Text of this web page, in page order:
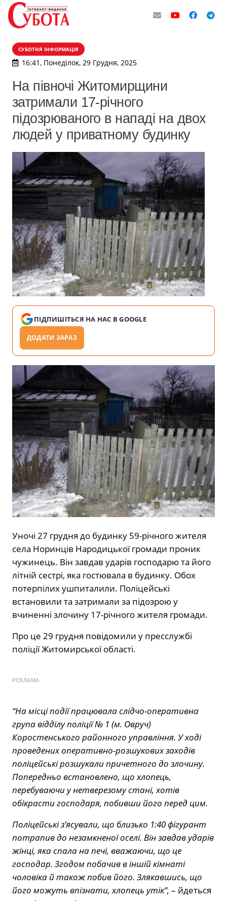
СУБОТНЯ ІНФОРМАЦІЯ
16:41, Понеділок, 29 Грудня, 2025
На півночі Житомирщини
затримали 17‑річного
підозрюваного в нападі на двох
людей у приватному будинку
ПІДПИШІТЬСЯ НА НАС В GOOGLE
ДОДАТИ ЗАРАЗ
Уночі 27 грудня до будинку 59-річного жителя
села Норинців Народицької громади проник
чужинець. Він завдав ударів господарю та його
літній сестрі, яка гостювала в будинку. Обох
потерпілих ушпиталили. Поліцейські
встановили та затримали за підозрою у
вчиненні злочину 17-річного жителя громади.
Про це 29 грудня повідомили у пресслужбі
поліції Житомирської області.
РЕКЛАМА
“На місці події працювала слідчо-оперативна
група відділу поліції № 1 (м. Овруч)
Коростенського районного управління. У ході
проведених оперативно-розшукових заходів
поліцейські розшукали причетного до злочину.
Попередньо встановлено, що хлопець,
перебуваючи у нетверезому стані, хотів
обікрасти господаря, побивши його перед цим.
Поліцейські з’ясували, що близько 1:40 фігурант
потрапив до незамкненої оселі. Він завдав ударів
жінці, яка спала на печі, вважаючи, що це
господар. Згодом побачив в іншій кімнаті
чоловіка й також побив його. Злякавшись, що
його можуть впізнати, хлопець утік”, – йдеться